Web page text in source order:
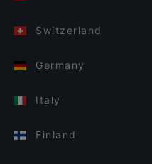
Switzerland
Germany
Italy
Finland